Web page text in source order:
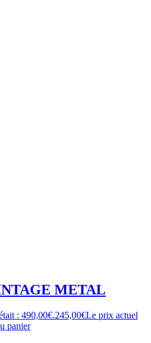
METAL
: 490,00€.245,00€Le prix actuel
panier